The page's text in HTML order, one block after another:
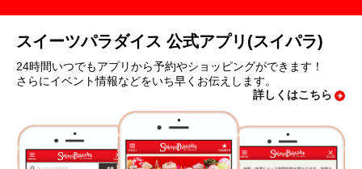
スイーツパラダイス 公式アプリ(スイパラ)
24時間いつでもアプリから予約やショッピングができます！
さらにイベント情報などをいち早くお伝えします。
詳しくはこちら